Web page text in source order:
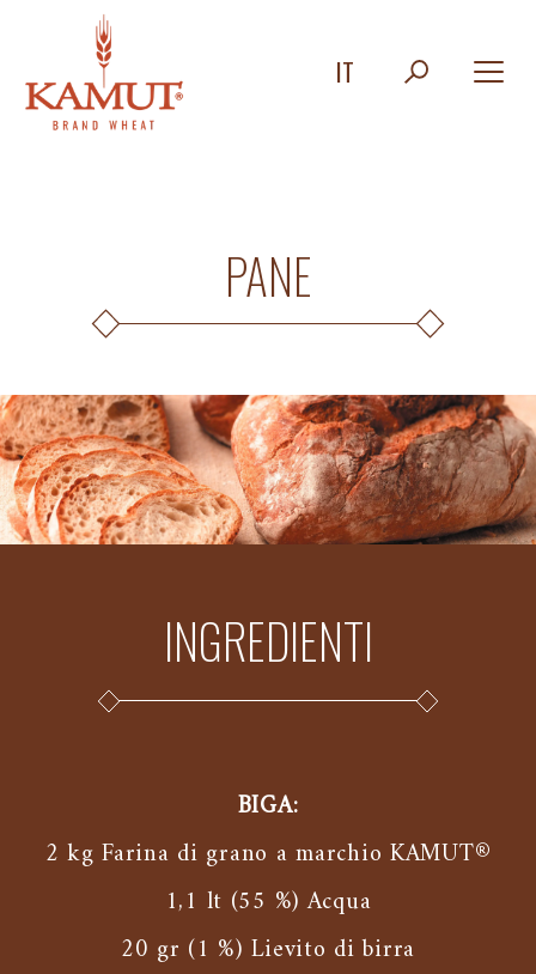
IT
PANE
INGREDIENTI
BIGA:
2 kg Farina di grano a marchio KAMUT®
1,1 lt (55 %) Acqua
20 gr (1 %) Lievito di birra